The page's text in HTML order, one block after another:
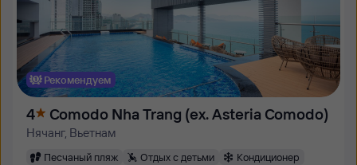
Рекомендуем
4 Comodo Nha Trang (ex. Asteria Comodo)
Нячанг, Вьетнам
Песчаный пляж Отдых с детьми
Кондиционер